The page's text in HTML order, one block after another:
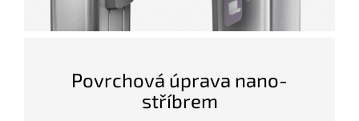
Povrchová úprava nano-
stříbrem